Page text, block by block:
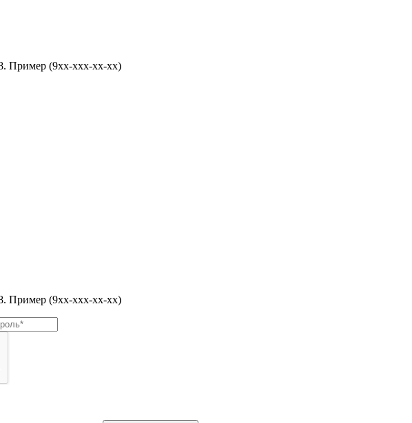
Пример (9хх-ххх-хх-хх)
Пример (9хх-ххх-хх-хх)